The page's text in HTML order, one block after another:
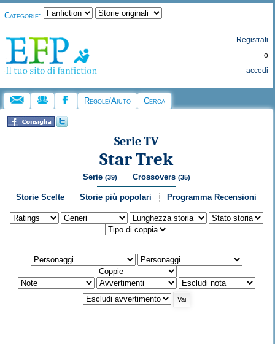
Categorie:
Registrati
o
accedi
Regole/Aiuto Cerca
Serie TV
Star Trek
Serie (39) Crossovers (35)
Storie Scelte Storie più popolari Programma Recensioni